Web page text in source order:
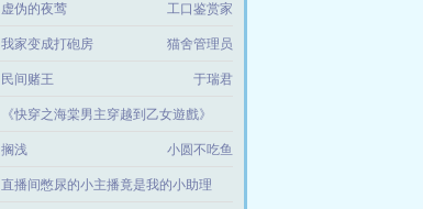
虚伪的夜莺 工口鉴赏家
我家变成打砲房 猫舍管理员
民间赌王 于瑞君
《快穿之海棠男主穿越到乙女遊戲》
河神吃肉
搁浅 小圆不吃鱼
直播间憋尿的小主播竟是我的小助理